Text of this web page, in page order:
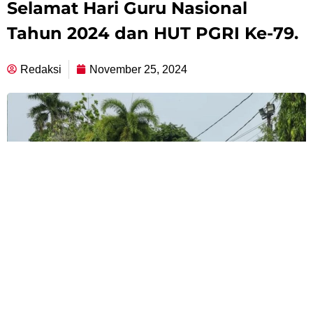
Selamat Hari Guru Nasional
Tahun 2024 dan HUT PGRI Ke-79.
Redaksi November 25, 2024